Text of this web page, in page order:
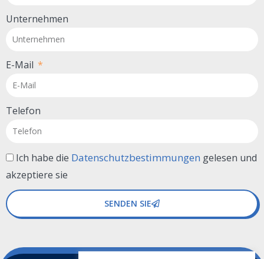
Unternehmen
E-Mail
Telefon
Ich habe die Datenschutzbestimmungen gelesen und
akzeptiere sie
SENDEN SIE